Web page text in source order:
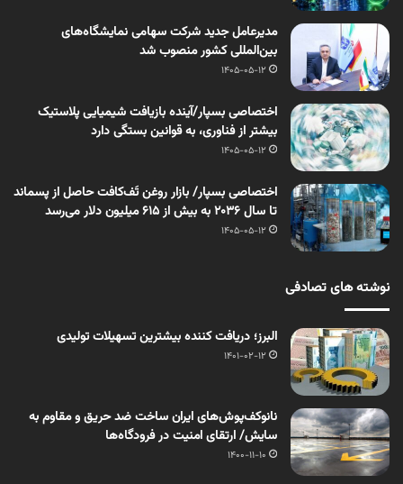
مدیرعامل جدید شرکت سهامی نمایشگاه‌های
بین‌المللی کشور منصوب شد
1405-05-12
اختصاصی بسپار/آینده بازیافت شیمیایی پلاستیک
بیشتر از فناوری، به قوانین بستگی دارد
1405-05-12
اختصاصی بسپار/ بازار روغن تَف‌کافت حاصل از پسماند
تا سال ۲۰۳۶ به بیش از ۶۱۵ میلیون دلار می‌رسد
1405-05-12
نوشته های تصادفی
البرز؛ دریافت کننده بیشترین تسهیلات تولیدی
1401-02-12
نانوکف‌پوش‌های ایران ساخت ضد حریق و مقاوم به
سایش/ ارتقای امنیت در فرودگاه‌ها
1400-11-10